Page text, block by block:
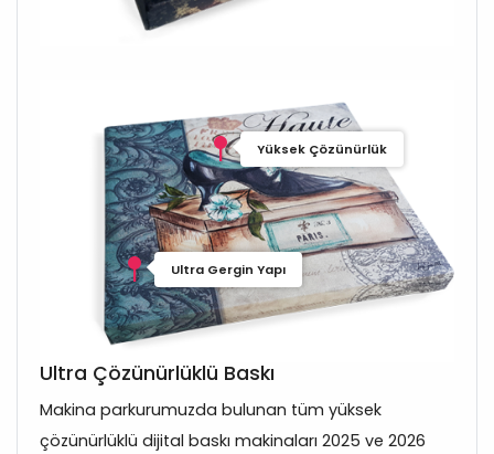
Yüksek Çözünürlük
Ultra Gergin Yapı
Ultra Çözünürlüklü Baskı
Makina parkurumuzda bulunan tüm yüksek
çözünürlüklü dijital baskı makinaları 2025 ve 2026